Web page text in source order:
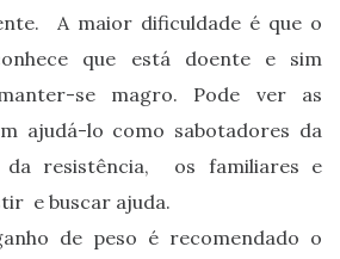
A maior dificuldade é que o
que está doente e sim
se magro. Pode ver as
ajudá-lo como sabotadores da
da resistência, os familiares e
e buscar ajuda.
de peso é recomendado o